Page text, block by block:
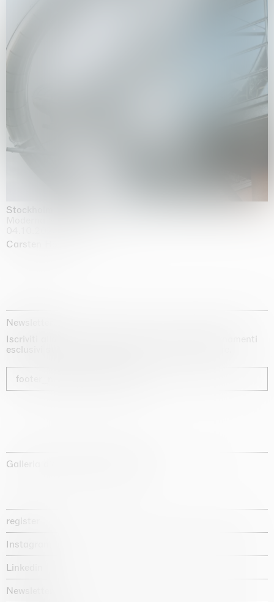
Stockholm Slides
Carsten Höller
Newsletter
Iscriviti alla nostra newsletter per ricevere aggiornamenti
esclusivi sui nostri artisti, sulle mostre e sulle fiere.
footer_newsletter_subscribe
Galleria d'arte fondata nel 1987
register
Instagram
Linkedin
Newsletter